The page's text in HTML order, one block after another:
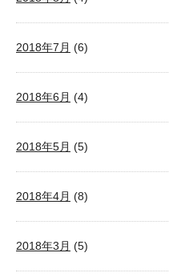
2018年7月 (6)
2018年6月 (4)
2018年5月 (5)
2018年4月 (8)
2018年3月 (5)